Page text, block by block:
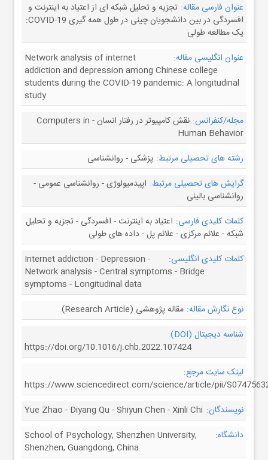
عنوان فارسی مقاله: تجزیه و تحلیل شبکه ای از اعتیاد به اینترنت و
افسردگی در بین دانشجویان چینی در طول همه گیری COVID-19:
یک مطالعه طولی
عنوان انگلیسی مقاله:
Network analysis of internet
addiction and depression among Chinese college
students during the COVID-19 pandemic: A longitudinal
study
مجله/کنفرانس:
نقش کامپیوتر در رفتار انسان - Computers in
Human Behavior
رشته های تحصیلی مرتبط: پزشکی - روانشناسی
گرایش های تحصیلی مرتبط: اپیدمیولوژی - روانشناسی عمومی -
روانشناسی بالینی
کلمات کلیدی فارسی: اعتیاد به اینترنت - افسردگی - تجزیه و تحلیل
شبکه - علائم مرکزی - علائم پل - داده های طولی
کلمات کلیدی انگلیسی:
Internet addiction - Depression -
Network analysis - Central symptoms - Bridge
symptoms - Longitudinal data
نوع نگارش مقاله: مقاله پژوهشی (Research Article)
شناسه دیجیتال (DOI):
https://doi.org/10.1016/j.chb.2022.107424
لینک سایت مرجع:
https://www.sciencedirect.com/science/article/pii/
نویسندگان: Yue Zhao - Diyang Qu - Shiyun Chen - Xinli Chi
دانشگاه:
School of Psychology, Shenzhen University,
Shenzhen, Guangdong, China